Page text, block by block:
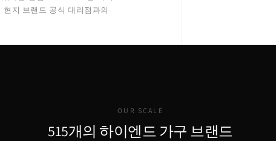
지 브랜드 공식 대리점과의
OUR SCALE
515개의 하이엔드 가구 브랜드